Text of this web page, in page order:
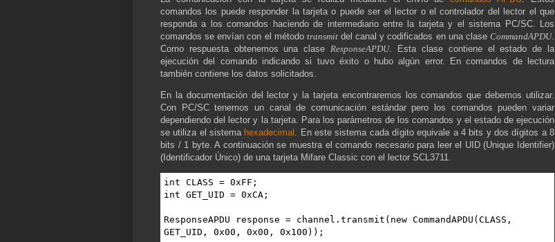
comandos los puede responder la tarjeta o puede ser el lector o el controlador del lector el que
responda a los comandos haciendo de intermediario entre la tarjeta y el sistema PC/SC. Los
comandos se envían con el método transmitdel canal y codificados en una claseCommandAPDU.
Como respuesta obtenemos una clase ResponseAPDU. Esta clase contiene el estado de la
ejecución del comando indicando si tuvo éxito o hubo algún error. En comandos de lectura
también contiene los datos solicitados.
En la documentación del lector y la tarjeta encontraremos los comandos que debemos utilizar.
Con PC/SC tenemos un canal de comunicación estándar pero los comandos pueden variar
dependiendo del lector y la tarjeta. Para los parámetros de los comandos y el estado de ejecución
se utiliza el sistema hexadecimal
. En este sistema cada dígito equivale a 4 bits y dos dígitos a 8
bits / 1 byte. A continuación se muestra el comando necesario para leer el UID (Unique Identifier)
(Identificador Único) de una tarjeta Mifare Classic con el lector SCL3711.
int CLASS = 0xFF;
int GET_UID = 0xCA;
ResponseAPDU response = channel.transmit(new CommandAPDU(CLASS,
GET_UID, 0x00, 0x00, 0x100));